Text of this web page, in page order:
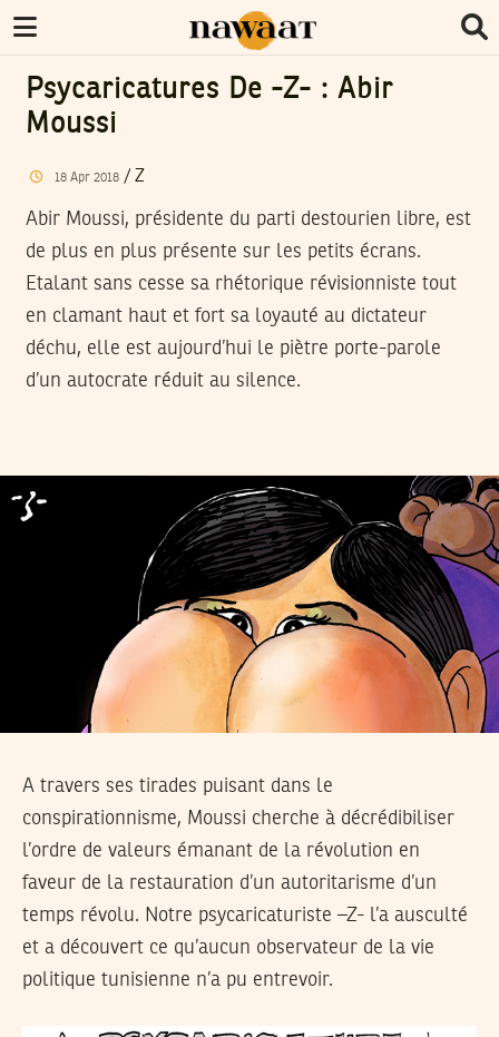
Psycaricatures De -Z- : Abir
Moussi
18 Apr 2018/ Z
Abir Moussi, présidente du parti destourien libre, est
de plus en plus présente sur les petits écrans.
Etalant sans cesse sa rhétorique révisionniste tout
en clamant haut et fort sa loyauté au dictateur
déchu, elle est aujourd’hui le piètre porte-parole
d’un autocrate réduit au silence.
A travers ses tirades puisant dans le
conspirationnisme, Moussi cherche à décrédibiliser
l’ordre de valeurs émanant de la révolution en
faveur de la restauration d’un autoritarisme d’un
temps révolu. Notre psycaricaturiste –Z- l’a ausculté
et a découvert ce qu’aucun observateur de la vie
politique tunisienne n’a pu entrevoir.